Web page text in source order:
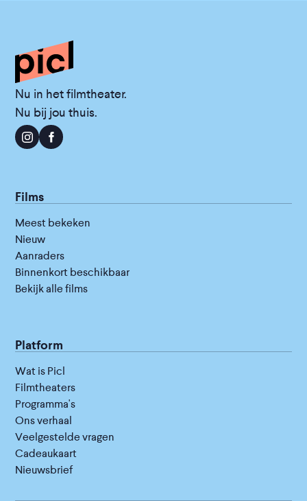
Nu in het filmtheater.
Nu bij jou thuis.
Films
Meest bekeken
Nieuw
Aanraders
Binnenkort beschikbaar
Bekijk alle films
Platform
Wat is Picl
Filmtheaters
Programma's
Ons verhaal
Veelgestelde vragen
Cadeaukaart
Nieuwsbrief